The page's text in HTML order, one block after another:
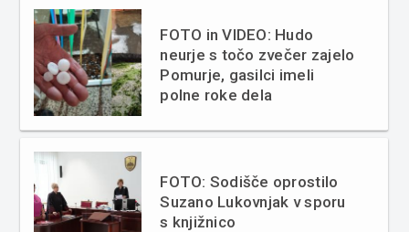
FOTO in VIDEO: Hudo
neurje s točo zvečer zajelo
Pomurje, gasilci imeli
polne roke dela
FOTO: Sodišče oprostilo
Suzano Lukovnjak v sporu
s knjižnico